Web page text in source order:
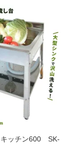
キッチン600 SK-